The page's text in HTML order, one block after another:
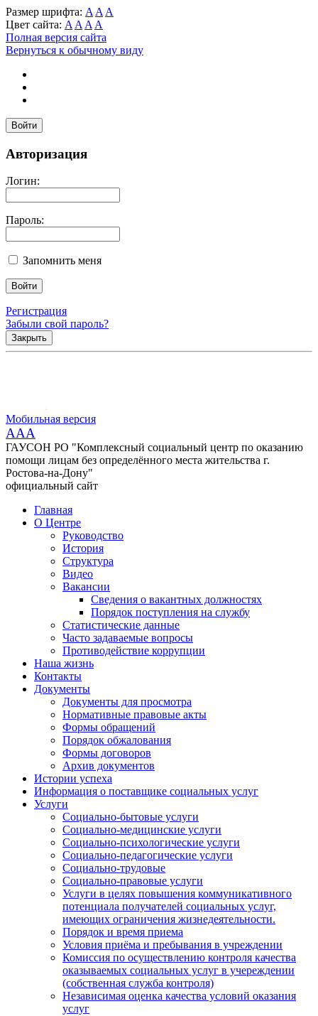
Размер шрифта: A A A
Цвет сайта: A A A A
Полная версия сайта
Вернуться к обычному виду
Войти
Авторизация
Логин:
Пароль:
Запомнить меня
Регистрация
Забыли свой пароль?
Закрыть
Мобильная версия
AAA
ГАУСОН РО "Комплексный социальный центр по оказанию
помощи лицам без определённого места жительства г.
Ростова-на-Дону"
официальный сайт
Главная
О Центре
Руководство
История
Структура
Видео
Вакансии
Сведения о вакантных должностях
Порядок поступления на службу
Статистические данные
Часто задаваемые вопросы
Противодействие коррупции
Наша жизнь
Контакты
Документы
Документы для просмотра
Нормативные правовые акты
Формы обращений
Порядок обжалования
Формы договоров
Архив документов
Истории успеха
Информация о поставщике социальных услуг
Услуги
Социально-бытовые услуги
Социально-медицинские услуги
Социально-психологические услуги
Социально-педагогические услуги
Социально-трудовые
Социально-правовые услуги
Услуги в целях повышения коммуникативного
потенциала получателей социальных услуг,
имеющих ограничения жизнедеятельности.
Порядок и время приема
Условия приёма и пребывания в учреждении
Комиссия по осуществлению контроля качества
оказываемых социальных услуг в учереждении
(собственная служба контроля)
Независимая оценка качества условий оказания
услуг